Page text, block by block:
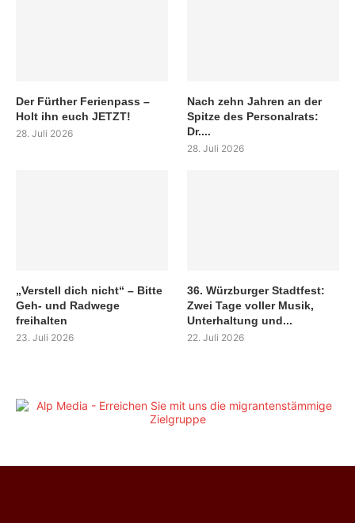
Der Fürther Ferienpass –
Holt ihn euch JETZT!
28. Juli 2026
Nach zehn Jahren an der
Spitze des Personalrats:
Dr....
28. Juli 2026
„Verstell dich nicht“ – Bitte
Geh- und Radwege
freihalten
23. Juli 2026
36. Würzburger Stadtfest:
Zwei Tage voller Musik,
Unterhaltung und...
22. Juli 2026